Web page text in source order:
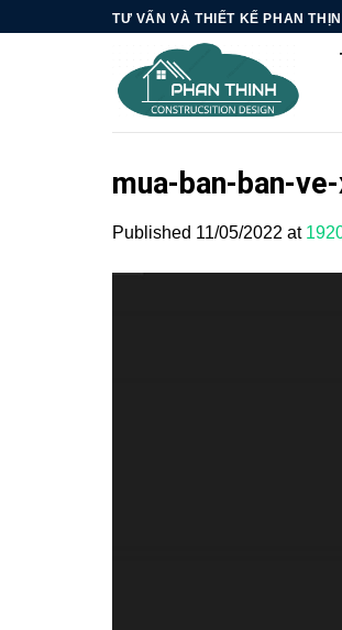
TƯ VẤN VÀ THIẾT KẾ PHAN
mua-ban-ban-
Published 11/05/2022 at